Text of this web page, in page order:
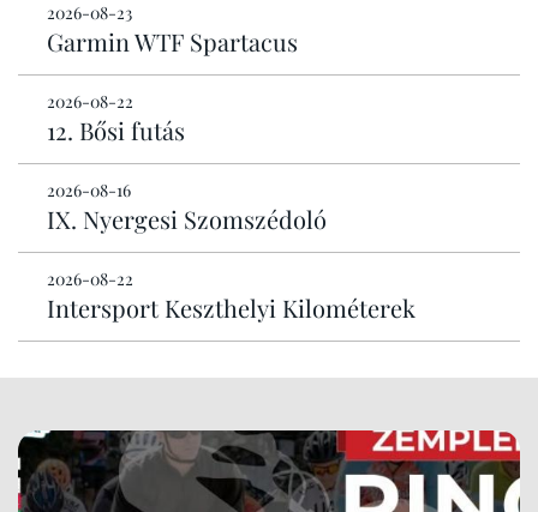
2026-08-23
Garmin WTF Spartacus
2026-08-22
12. Bősi futás
2026-08-16
IX. Nyergesi Szomszédoló
2026-08-22
Intersport Keszthelyi Kilométerek